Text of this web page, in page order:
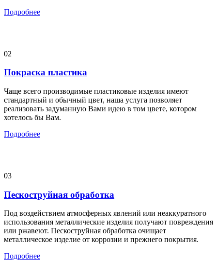
Подробнее
02
Покраска пластика
Чаще всего производимые пластиковые изделия имеют
стандартный и обычный цвет, наша услуга позволяет
реализовать задуманную Вами идею в том цвете, котором
хотелось бы Вам.
Подробнее
03
Пескоструйная обработка
Под воздействием атмосферных явлений или неаккуратного
использования металлические изделия получают повреждения
или ржавеют. Пескоструйная обработка очищает
металлическое изделие от коррозии и прежнего покрытия.
Подробнее